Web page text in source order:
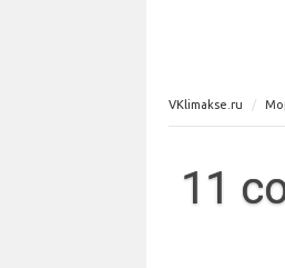
VKlimakse.ru
11